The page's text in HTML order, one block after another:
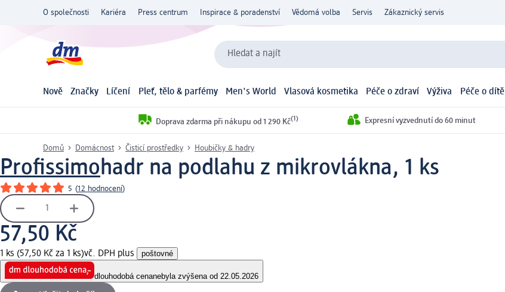
O společnosti Kariéra Press centrum Inspirace & poradenství Vědomá volba Servis Zákaznický servis
Hledat a najít
Nově Značky Líčení Pleť, tělo & parfémy Men's World Vlasová kosmetika Péče o zdraví Výživa Péče o dítě
Doprava zdarma při nákupu od 1 290 Kč(1) Expresní vyzvednutí do 60 minut
Domů Domácnost Čisticí prostředky Houbičky & hadry
Profissimohadr na podlahu z mikrovlákna, 1 ks
5 (12 hodnocení)
57,50 Kč
1 ks (57,50 Kč za 1 ks)vč. DPH plus poštovné
dlouhodobá cenanebyla zvýšena od 22.05.2026